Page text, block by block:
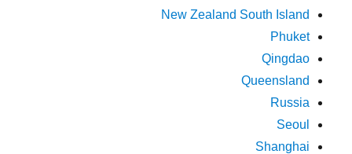
New Zealand South Island
Phuket
Qingdao
Queensland
Russia
Seoul
Shanghai